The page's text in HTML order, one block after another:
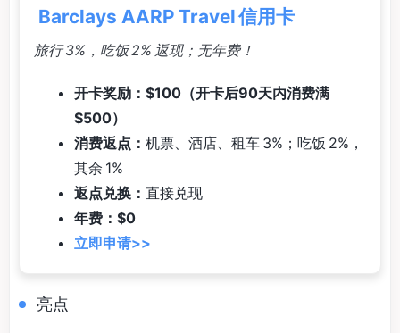
Barclays AARP Travel 信用卡
旅行 3%，吃饭 2% 返现；无年费！
开卡奖励：$100（开卡后90天内消费满
$500）
消费返点： 机票、酒店、租车 3%；吃饭 2%，
其余 1%
返点兑换： 直接兑现
年费：$0
立即申请>>
亮点